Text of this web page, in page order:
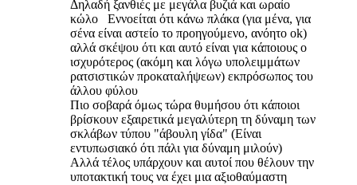
Δηλαδή ξανθιές με μεγάλα βυζιά και ωραίο
κώλο Εννοείται ότι κάνω πλάκα (για μένα, για
σένα είναι αστείο το προηγούμενο, ανόητο ok)
αλλά σκέψου ότι και αυτό είναι για κάποιους ο
ισχυρότερος (ακόμη και λόγω υπολειμμάτων
ρατσιστικών προκαταλήψεων) εκπρόσωπος του
άλλου φύλου
Πιο σοβαρά όμως τώρα θυμήσου ότι κάποιοι
βρίσκουν εξαιρετικά μεγαλύτερη τη δύναμη των
σκλάβων τύπου "άβουλη γίδα" (Είναι
εντυπωσιακό ότι πάλι για δύναμη μιλούν)
Αλλά τέλος υπάρχουν και αυτοί που θέλουν την
υποτακτική τους να έχει μια αξιοθαύμαστη